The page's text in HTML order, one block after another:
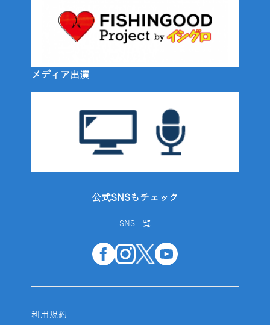
メディア出演
公式SNSもチェック
SNS一覧
利用規約